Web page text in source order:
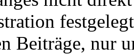
Beiträge, nur